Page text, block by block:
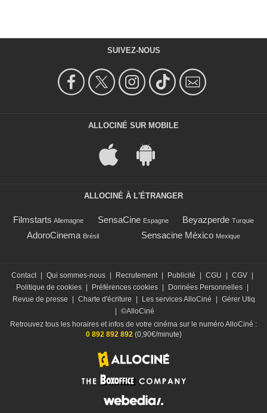
SUIVEZ-NOUS
ALLOCINÉ SUR MOBILE
ALLOCINÉ À L'ÉTRANGER
Filmstarts Allemagne SensaCine Espagne Beyazperde Turquie
AdoroCinema Brésil Sensacine México Mexique
Contact | Qui sommes-nous | Recrutement | Publicité | CGU | CGV |
Politique de cookies | Préférences cookies | Données Personnelles |
Revue de presse
| Charte d'écriture | Les services AlloCiné | Gérer Utiq
| ©AlloCiné
Retrouvez tous les horaires et infos de votre cinéma sur le numéro AlloCiné :
0 892 892 892(0,90€/minute)